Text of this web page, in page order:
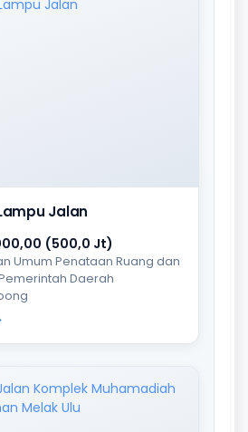
Jalan
(500,0 Jt)
Umum Penataan Ruang dan
Daerah